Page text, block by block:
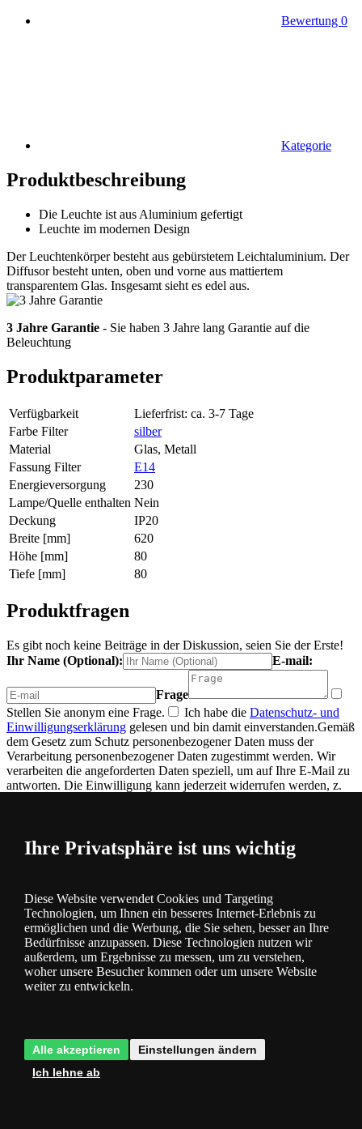
Bewertung 0
Kategorie
Produktbeschreibung
Die Leuchte ist aus Aluminium gefertigt
Leuchte im modernen Design
Der Leuchtenkörper besteht aus gebürstetem Leichtaluminium. Der
Diffusor besteht unten, oben und vorne aus mattiertem
transparentem Glas. Insgesamt sieht es edel aus.
3 Jahre Garantie - Sie haben 3 Jahre lang Garantie auf die
Beleuchtung
Produktparameter
Verfügbarkeit
Lieferfrist: ca. 3-7 Tage
Farbe Filter
silber
Material
Glas, Metall
Fassung Filter
E14
Energieversorgung
230
Lampe/Quelle enthalten Nein
Deckung
IP20
Breite [mm]
620
Höhe [mm]
80
Tiefe [mm]
80
Produktfragen
Es gibt noch keine Beiträge in der Diskussion, seien Sie der Erste!
Ihr Name (Optional):
E-mail:
Frage
Stellen Sie anonym eine Frage.
Ich habe die Datenschutz- und
Einwilligungserklärung gelesen und bin damit einverstanden.Gemäß
dem Gesetz zum Schutz personenbezogener Daten muss der
Verarbeitung personenbezogener Daten zugestimmt werden. Wir
verarbeiten die angeforderten Daten speziell, um auf Ihre E-Mail zu
antworten. Die Einwilligung kann jederzeit widerrufen werden, z.
Produktbewertung
Gesamtwertung Wir erhalten Produktbewertungen von echten
Kunden, denen wir nach Absenden der Bestellung eine E-Mail mit
der Bitte um Bewertung der bestellten Ware zusenden. Mehr
0 %
Bisher hat noch niemand das Produkt bewertet
Ihre Privatsphäre ist uns wichtig
Diese Website verwendet Cookies und Targeting
Technologien, um Ihnen ein besseres Internet-Erlebnis zu
ermöglichen und die Werbung, die Sie sehen, besser an Ihre
Bedürfnisse anzupassen. Diese Technologien nutzen wir
außerdem, um Ergebnisse zu messen, um zu verstehen,
woher unsere Besucher kommen oder um unsere Website
weiter zu entwickeln.
Alle akzeptieren
Einstellungen ändern
Ich lehne ab